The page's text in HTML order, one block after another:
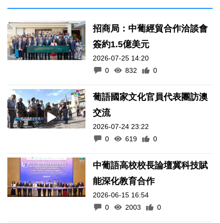
招商局：中葡經貿合作洽談會
簽約1.5億美元
2026-07-25 14:20
0
832 0
葡語國家文化官員代表團訪澳
交流
2026-07-24 23:22
0
619 0
中葡語高校校長論壇冀科技賦
能深化教育合作
2026-06-15 16:54
0
2003 0